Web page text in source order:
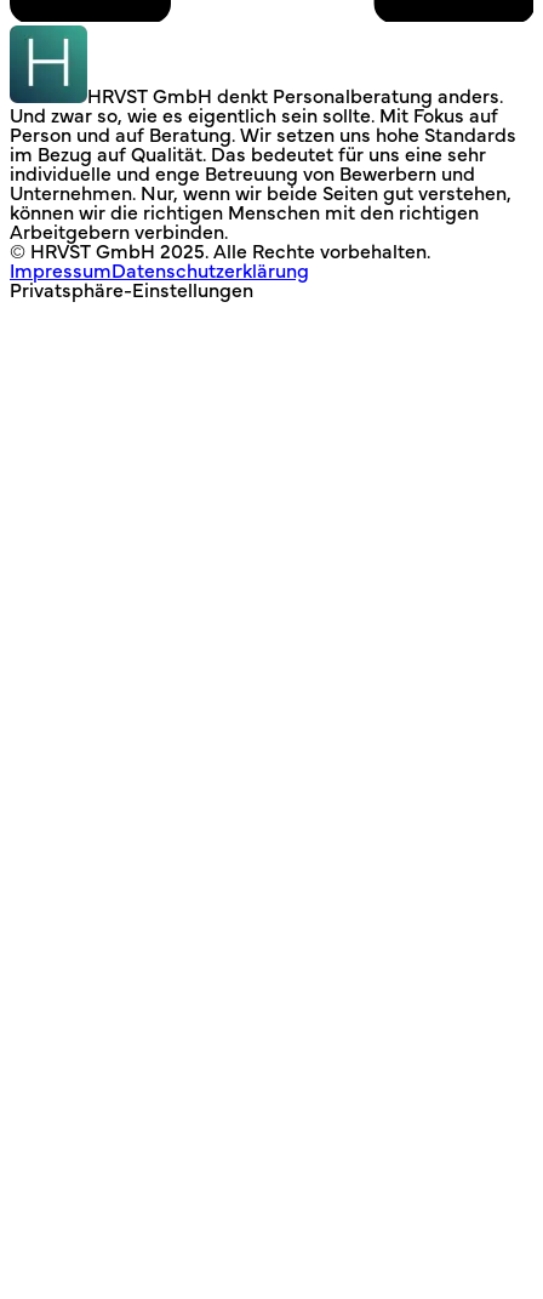
HRVST GmbH denkt Personalberatung anders.
Und zwar so, wie es eigentlich sein sollte. Mit Fokus auf
Person und auf Beratung. Wir setzen uns hohe Standards
im Bezug auf Qualität. Das bedeutet für uns eine sehr
individuelle und enge Betreuung von Bewerbern und
Unternehmen. Nur, wenn wir beide Seiten gut verstehen,
können wir die richtigen Menschen mit den richtigen
Arbeitgebern verbinden.
© HRVST GmbH 2025. Alle Rechte vorbehalten.
Impressum Datenschutzerklärung
Privatsphäre-Einstellungen